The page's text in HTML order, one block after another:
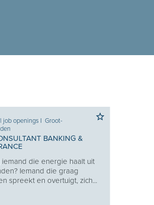
job openings I Groot-
BANKING &
iemand die energie haalt uit
Iemand die graag
spreekt en overtuigt, zich...